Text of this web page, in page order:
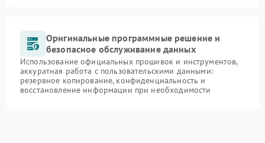
Оригинальные программные решение и
безопасное обслуживание данных
Использование официальных прошивок и инструментов,
аккуратная работа с пользовательскими данными:
резервное копирование, конфиденциальность и
восстановление информации при необходимости